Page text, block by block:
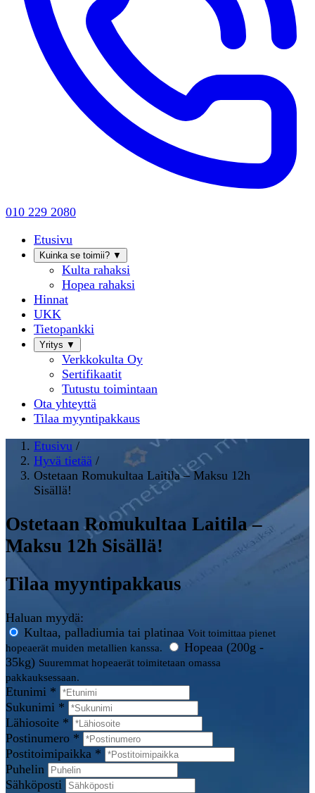
010 229 2080
Etusivu
Kuinka se toimii? ▼
Kulta rahaksi
Hopea rahaksi
Hinnat
UKK
Tietopankki
Yritys ▼
Verkkokulta Oy
Sertifikaatit
Tutustu toimintaan
Ota yhteyttä
Tilaa myyntipakkaus
Etusivu /
Hyvä tietää /
Ostetaan Romukultaa Laitila – Maksu 12h
Sisällä!
Ostetaan Romukultaa Laitila –
Maksu 12h Sisällä!
Tilaa myyntipakkaus
Haluan myydä:
Kultaa, palladiumia tai platinaa Voit toimittaa pienet
hopeaerät muiden metallien kanssa.
Hopeaa (200g -
35kg) Suuremmat hopeaerät toimitetaan omassa
pakkauksessaan.
Etunimi *
Sukunimi *
Lähiosoite *
Postinumero *
Postitoimipaikka *
Puhelin
Sähköposti